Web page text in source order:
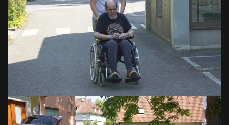
VOIR EN GRAND